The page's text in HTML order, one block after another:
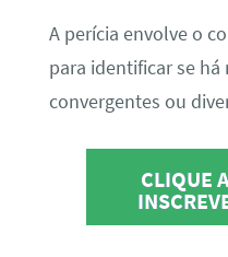
A perícia envolve o
para identificar se
convergentes ou
CLIQUE